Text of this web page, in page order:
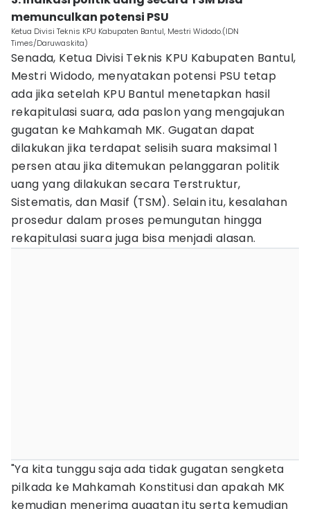
memunculkan potensi PSU
Ketua Divisi Teknis KPU Kabupaten Bantul, Mestri Widodo.(IDN
Times/Daruwaskita)
Senada, Ketua Divisi Teknis KPU Kabupaten Bantul,
Mestri Widodo, menyatakan potensi PSU tetap
ada jika setelah KPU Bantul menetapkan hasil
rekapitulasi suara, ada paslon yang mengajukan
gugatan ke Mahkamah MK. Gugatan dapat
dilakukan jika terdapat selisih suara maksimal 1
persen atau jika ditemukan pelanggaran politik
uang yang dilakukan secara Terstruktur,
Sistematis, dan Masif (TSM). Selain itu, kesalahan
prosedur dalam proses pemungutan hingga
rekapitulasi suara juga bisa menjadi alasan.
"Ya kita tunggu saja ada tidak gugatan sengketa
pilkada ke Mahkamah Konstitusi dan apakah MK
kemudian menerima gugatan itu serta kemudian